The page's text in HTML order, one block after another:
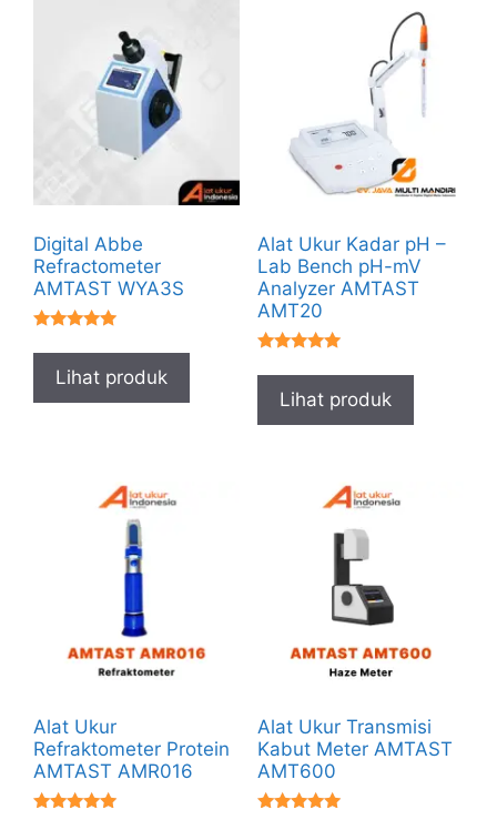
Digital Abbe
Refractometer
AMTAST WYA3S
Lihat produk
Alat Ukur Kadar pH –
Lab Bench pH-mV
Analyzer AMTAST
AMT20
Lihat produk
Alat Ukur
Refraktometer Protein
AMTAST AMR016
Alat Ukur Transmisi
Kabut Meter AMTAST
AMT600